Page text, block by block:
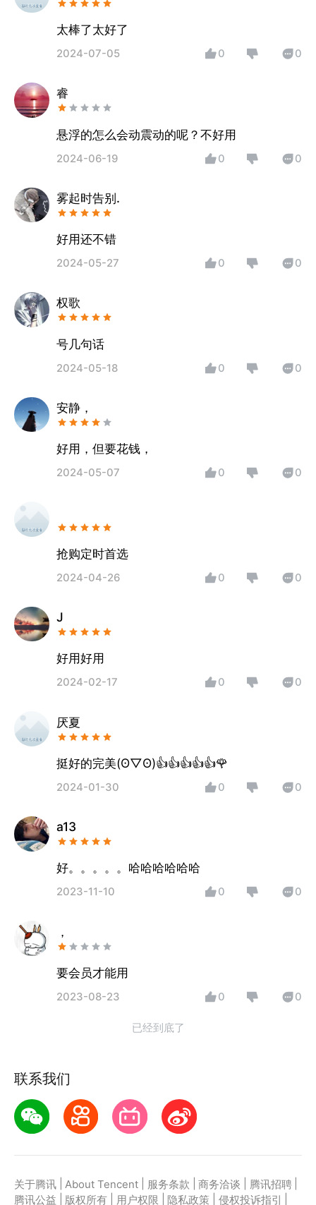
太棒了太好了
2024-07-05 0 0
睿
悬浮的怎么会动震动的呢？不好用
2024-06-19 0 0
雾起时告别.
好用还不错
2024-05-27 0 0
权歌
号几句话
2024-05-18 0 0
安静，
好用，但要花钱，
2024-05-07 0 0
抢购定时首选
2024-04-26 0 0
J
好用好用
2024-02-17 0 0
厌夏
挺好的完美(ʘ▽ʘ)👍👍👍👍👍🌹
2024-01-30 0 0
a13
好。。。。。哈哈哈哈哈哈
2023-11-10 0 0
，
要会员才能用
2023-08-23 0 0
已经到底了
联系我们
关于腾讯 About Tencent 服务条款 商务洽谈 腾讯招聘
腾讯公益
版权所有 用户权限 隐私政策 侵权投诉指引